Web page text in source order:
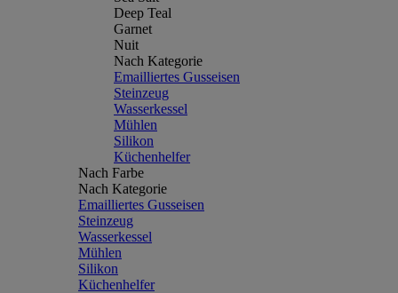
Deep Teal
Garnet
Nuit
Nach Kategorie
Emailliertes Gusseisen
Steinzeug
Wasserkessel
Mühlen
Silikon
Küchenhelfer
Nach Farbe
Nach Kategorie
Emailliertes Gusseisen
Steinzeug
Wasserkessel
Mühlen
Silikon
Küchenhelfer